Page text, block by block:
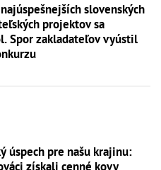
slovenských
projektov sa
Spor zakladateľov vyústil
úspech pre našu krajinu:
získali cenné kovy